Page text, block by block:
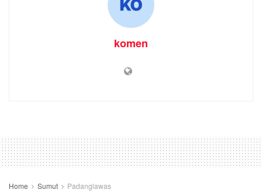
komen
Home Sumut Padanglawas